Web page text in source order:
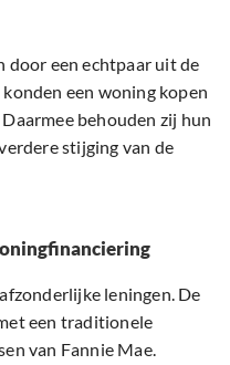
door een echtpaar uit de
een woning kopen
behouden zij hun
stijging van de
leningen. De
een traditionele
van Fannie Mae.